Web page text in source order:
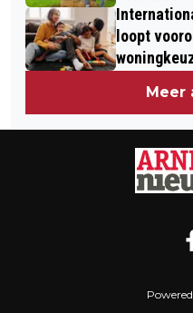
loopt
Meer